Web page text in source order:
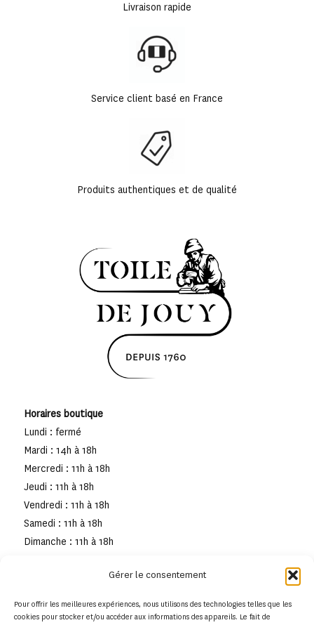
Gérer le consentement
Pour offrir les meilleures expériences, nous utilisons des technologies telles que les
cookies pour stocker et/ou accéder aux informations des appareils. Le fait de
Livraison rapide
Service client basé en France
Produits authentiques et de qualité
Horaires boutique
Lundi : fermé
Mardi : 14h à 18h
Mercredi : 11h à 18h
Jeudi : 11h à 18h
Vendredi : 11h à 18h
Samedi : 11h à 18h
Dimanche : 11h à 18h